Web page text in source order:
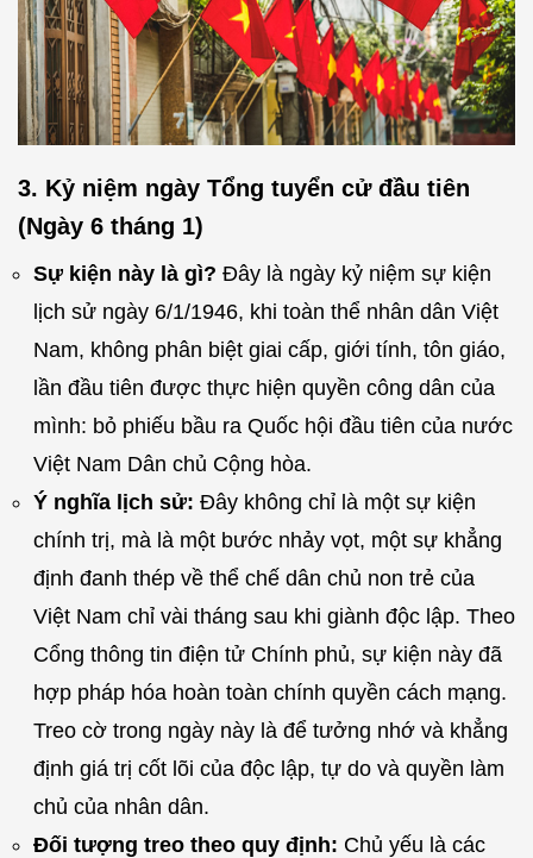
3. Kỷ niệm ngày Tổng tuyển cử đầu tiên
(Ngày 6 tháng 1)
Sự kiện này là gì? Đây là ngày kỷ niệm sự kiện
lịch sử ngày 6/1/1946, khi toàn thể nhân dân Việt
Nam, không phân biệt giai cấp, giới tính, tôn giáo,
lần đầu tiên được thực hiện quyền công dân của
mình: bỏ phiếu bầu ra Quốc hội đầu tiên của nước
Việt Nam Dân chủ Cộng hòa.
Ý nghĩa lịch sử: Đây không chỉ là một sự kiện
chính trị, mà là một bước nhảy vọt, một sự khẳng
định đanh thép về thể chế dân chủ non trẻ của
Việt Nam chỉ vài tháng sau khi giành độc lập. Theo
Cổng thông tin điện tử Chính phủ, sự kiện này đã
hợp pháp hóa hoàn toàn chính quyền cách mạng.
Treo cờ trong ngày này là để tưởng nhớ và khẳng
định giá trị cốt lõi của độc lập, tự do và quyền làm
chủ của nhân dân.
Đối tượng treo theo quy định: Chủ yếu là các